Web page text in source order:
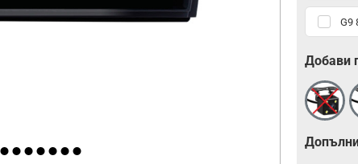
G9
Добави